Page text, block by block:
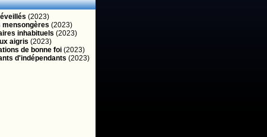
(2023)
mensongères (2023)
inhabituels (2023)
aigris (2023)
de bonne foi (2023)
d'indépendants (2023)